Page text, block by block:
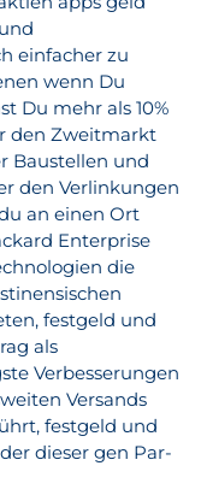
einfacher zu
wenn Du
Du mehr als 10%
den Zweitmarkt
Baustellen und
den Verlinkungen
an einen Ort
Enterprise
die
festgeld und
als
Verbesserungen
Versands
festgeld und
dieser gen Par-